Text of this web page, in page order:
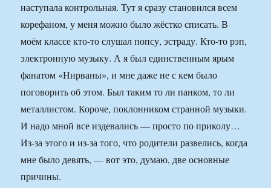
наступала контрольная. Тут я сразу становился всем
корефаном, у меня можно было жёстко списать. В
моём классе кто-то слушал попсу, эстраду. Кто-то рэп,
электронную музыку. А я был единственным ярым
фанатом «Нирваны», и мне даже не с кем было
поговорить об этом. Был таким то ли панком, то ли
металлистом. Короче, поклонником странной музыки.
И надо мной все издевались — просто по приколу…
Из-за этого и из-за того, что родители развелись, когда
мне было девять, — вот это, думаю, две основные
причины.